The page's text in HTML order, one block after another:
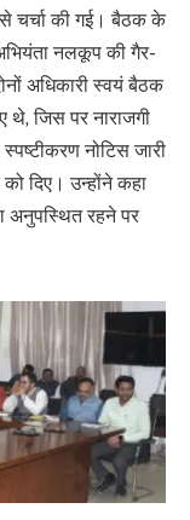
से चर्चा की गई। बैठक के
नलकूप की गैर-
अधिकारी स्वयं बैठक
जिस पर नाराजगी
नोटिस जारी
दिए। उन्होंने कहा
अनुपस्थित रहने पर